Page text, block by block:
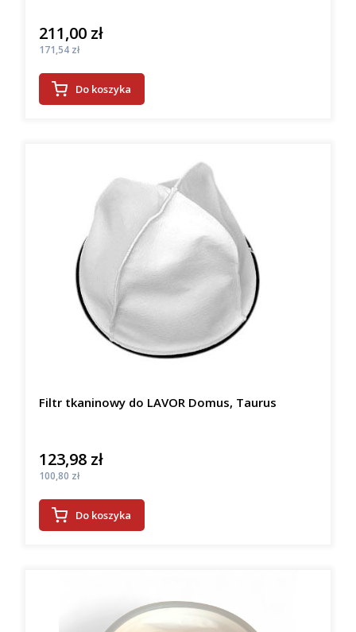
Cena
211,00 zł
Cena
171,54 zł
Do koszyka
Filtr tkaninowy do LAVOR Domus, Taurus
Cena
123,98 zł
Cena
100,80 zł
Do koszyka